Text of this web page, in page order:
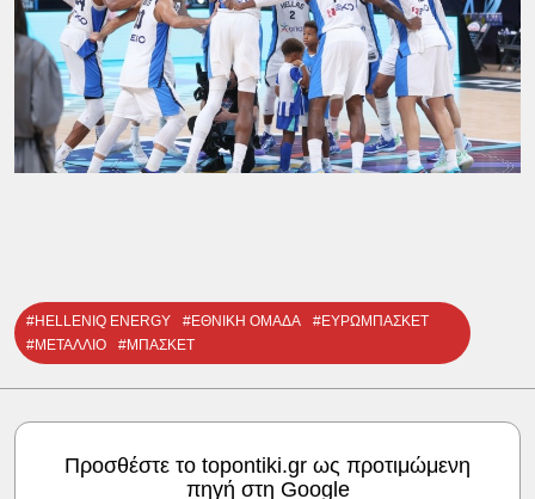
#HELLENIQ ENERGY #ΕΘΝΙΚΗ ΟΜΑΔΑ
#ΕΥΡΩΜΠΑΣΚΕΤ
#ΜΕΤΑΛΛΙΟ
#ΜΠΑΣΚΕΤ
Προσθέστε το topontiki.gr ως προτιμώμενη
πηγή στη Google